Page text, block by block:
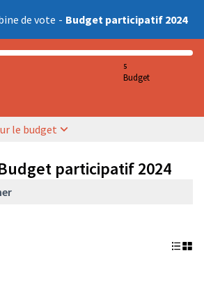
de vote - Budget participatif 2024
5
Budget
le budget
participatif 2024